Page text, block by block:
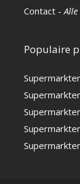
Contact -
Populaire